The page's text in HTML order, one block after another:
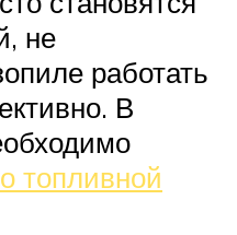
не
работать
В
топливной